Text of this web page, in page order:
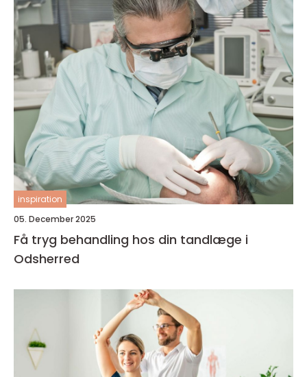
inspiration
05. December 2025
Få tryg behandling hos din tandlæge i
Odsherred